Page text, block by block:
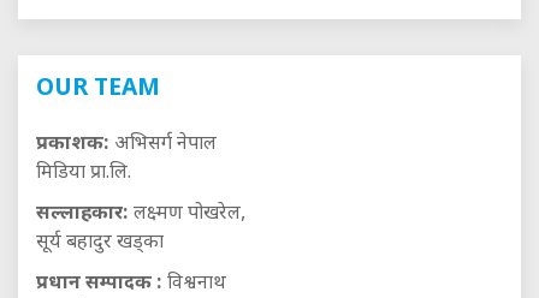
OUR TEAM
प्रकाशक: अभिसर्ग नेपाल
मिडिया प्रा.लि.
सल्लाहकार: लक्ष्मण पोखरेल,
सूर्य बहादुर खड्का
प्रधान सम्पादक : विश्वनाथ